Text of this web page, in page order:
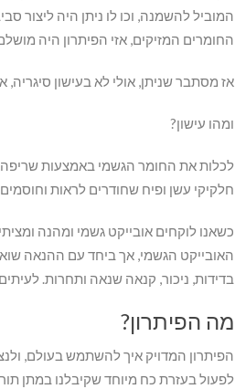
המוביל להשמנה, וכו לו ניתן היה ליצור
החומרים המזיקים, אזי הפיתרון היה
אז מסתבר שניתן, אולי לא בעישון סיגריה,
ומהו עישון?
לכלות את החומר הגשמי באמצעות
חלקיקי עשן ופיח שחודרים לראות
כשאנו לוקחים אובייקט גשמי ומהנה
האובייקט הגשמי, אך ביחד עם ההנאה
בדידות, ניכור, קנאה שנאה ותחרות.
מה הפיתרון?
הפיתרון המדויק איך להשתמש בעולם,
לפעול בעזרת כח מיוחד שקיבלנו במתן